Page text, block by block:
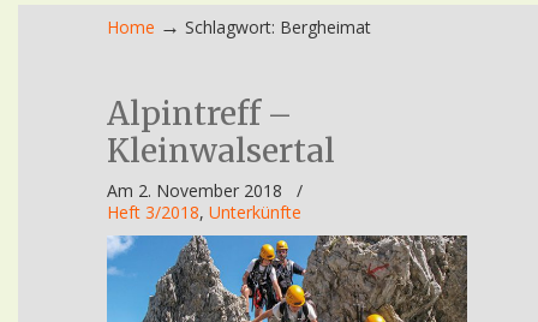
Home → Schlagwort: Bergheimat
Alpintreff –
Kleinwalsertal
Am 2. November 2018
/
Heft 3/2018, Unterkünfte